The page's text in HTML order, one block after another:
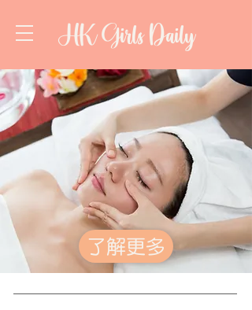
HK Girls Daily
了解更多